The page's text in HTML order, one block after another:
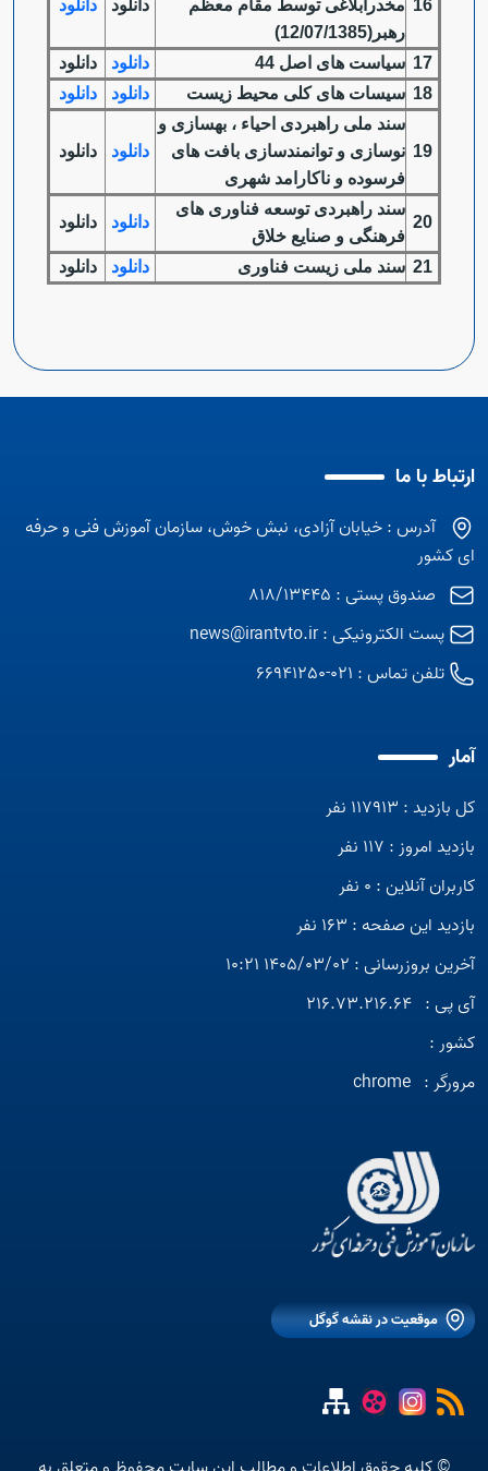
16 مخدرابلاغی توسط مقام معظم
رهبر(12/07/1385)
دانلود دانلود
17 سیاست های اصل 44 دانلود
دانلود
18 سیسات های کلی محیط زیست دانلود دانلود
19
سند ملی راهبردی احیاء ، بهسازی و
نوسازی و توانمندسازی بافت های
فرسوده و ناکارامد شهری
دانلود دانلود
20
سند راهبردی توسعه فناوری های
فرهنگی و صنایع خلاق
دانلود دانلود
21 سند ملی زیست فناوری دانلود دانلود
ارتباط با ما
آدرس : خیابان آزادی، نبش خوش، سازمان آموزش فنی و حرفه
ای کشور
صندوق پستی : 818/13445
پست الکترونیکی :news@irantvto.ir
تلفن تماس : 021-66941250
آمار
کل بازدید : 117913 نفر
بازدید امروز : 117 نفر
کاربران آنلاین : 0 نفر
بازدید این صفحه : 163 نفر
آخرین بروزرسانی : 1405/03/02 10:21
آی پی : 216.73.216.64
کشور :
مرورگر : chrome
موقعیت در نقشه گوگل